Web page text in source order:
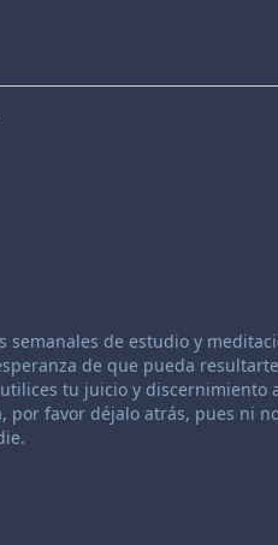
de estudio y
de que pueda
tu juicio y discernimiento
por favor déjalo atrás, pues ni